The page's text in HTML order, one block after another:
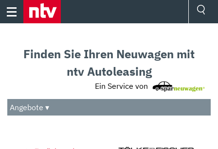
Skip
Audio
Das Beste
Finden Sie Ihren Neuwagen mit
ntv Autoleasing
Ein Service von
Angebote ▾